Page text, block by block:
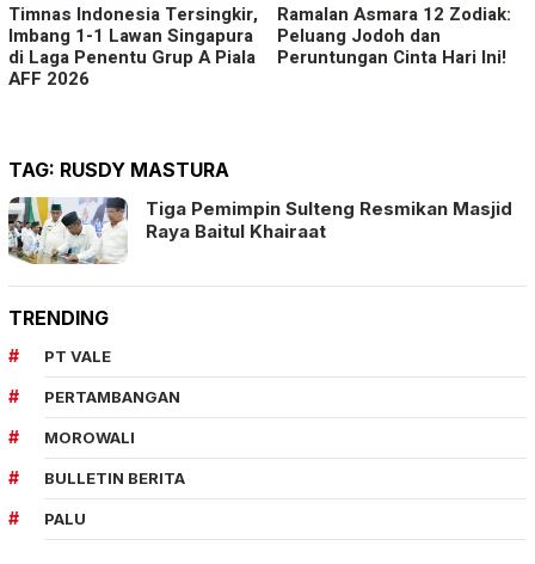
Timnas Indonesia Tersingkir,
Imbang 1-1 Lawan Singapura
di Laga Penentu Grup A Piala
AFF 2026
Ramalan Asmara 12 Zodiak:
Peluang Jodoh dan
Peruntungan Cinta Hari Ini!
TAG: RUSDY MASTURA
Tiga Pemimpin Sulteng Resmikan Masjid
Raya Baitul Khairaat
TRENDING
PT VALE
PERTAMBANGAN
MOROWALI
BULLETIN BERITA
PALU